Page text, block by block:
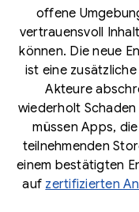
offene
vertrauensvoll
können. Die neue
ist eine
Akteure
wiederholt
müssen Apps,
teilnehmenden
einem bestätigten
auf zertifizierten